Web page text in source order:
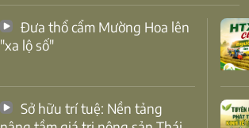
"xa lộ số"